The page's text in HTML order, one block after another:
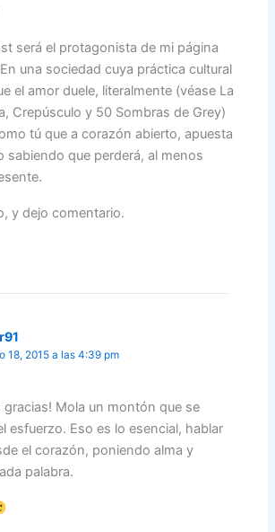
será el protagonista de mi página
una sociedad cuya práctica cultural
el amor duele, literalmente (véase La
Crepúsculo y 50 Sombras de Grey)
tú que a corazón abierto, apuesta
sabiendo que perderá, al menos
y dejo comentario.
18, 2015 a las 4:39 pm
gracias! Mola un montón que se
esfuerzo. Eso es lo esencial, hablar
el corazón, poniendo alma y
palabra.